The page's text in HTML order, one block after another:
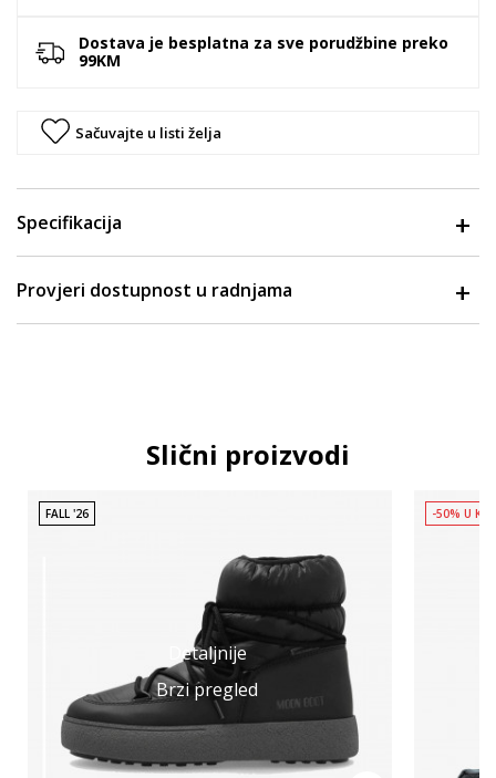
Dostava je besplatna za sve porudžbine preko
99KM
Sačuvajte u listi želja
Specifikacija
Provjeri dostupnost u radnjama
Slični proizvodi
Detaljnije
Brzi pregled
FALL '26 -50% U